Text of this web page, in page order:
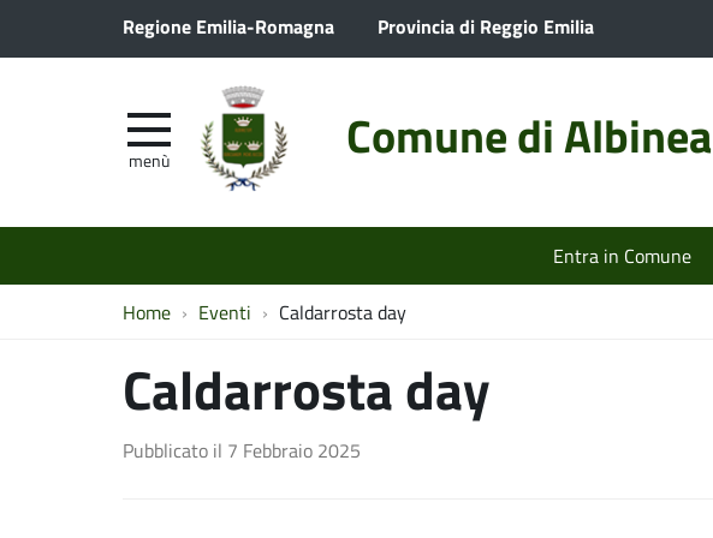
Regione Emilia-Romagna Provincia di Reggio Emilia
Comune di Albinea
menù
Entra in Comune
Home Eventi Caldarrosta day
Caldarrosta day
Pubblicato il 7 Febbraio 2025